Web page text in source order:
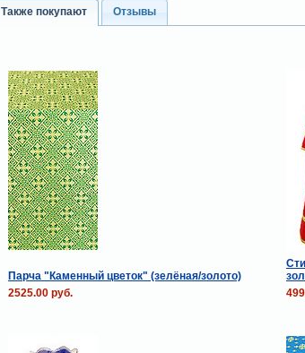
Также покупают Отзывы
Парча "Каменный цветок" (зелёная/золото)
2525.00 руб.